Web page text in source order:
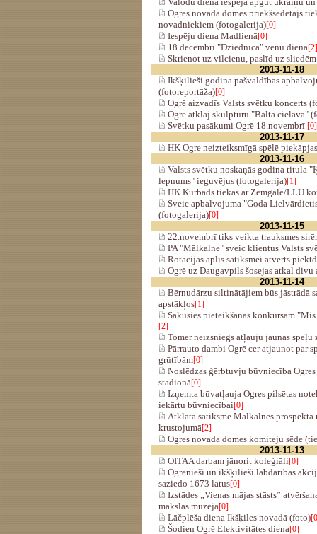
Ogres novada domes priekšsēdētājs
novadniekiem (fotogalerija)[0]
Iespēju diena Madlienā[0]
18.decembrī "Dziednīcā" vēnu diena[2]
Skrienot uz vilcienu, paslīd uz
2013-11-18
Ikšķilieši godina pašvaldības
(fotoreportāža)[0]
Ogrē aizvadīs Valsts svētku koncerts
Ogrē atklāj skulptūru "Baltā cielava"
Svētku pasākumi Ogrē 18.novembrī [0]
2013-11-17
HK Ogre neizteiksmīgā spēlē
2013-11-16
Valsts svētku noskaņās godina titula
lepnums" ieguvējus (fotogalerija)[1]
HK Kurbads tiekas ar Zemgale/LLU
Sveic apbalvojuma "Goda
(fotogalerija)[0]
2013-11-15
22.novembrī tiks veikta trauksmes
PA "Mālkalne" sveic klientus Valsts
Rotācijas aplis satiksmei atvērts
Ogrē uz Daugavpils šosejas atkal divu
2013-11-14
Bērnudārzu siltinātājiem būs jāstrādā
apstākļos[1]
Sākusies pieteikšanās konkursam
[2]
Tomēr neizsniegs atļauju jaunas spēļu
Pārrauto dambi Ogrē cer atjaunot par
grūtībām[0]
Noslēdzas ģērbtuvju būvniecība
stadionā[0]
Izņemta būvatļauja Ogres pilsētas
iekārtu būvniecībai[0]
Atklāta satiksme Mālkalnes prospekta
krustojumā[2]
Ogres novada domes komiteju sēde
2013-11-13
OITAA darbam jānorit koleģiāli[0]
Ogrēnieši un ikšķilieši labdarības
saziedo 1673 latus[0]
Izstādes „Vienas mājas stāsts”
mākslas muzejā[0]
Lāčplēša diena Ikšķiles novadā (foto)
Šodien Ogrē Efektivitātes diena[0]